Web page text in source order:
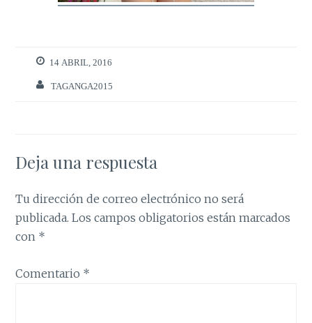
14 ABRIL, 2016
TAGANGA2015
Deja una respuesta
Tu dirección de correo electrónico no será
publicada. Los campos obligatorios están marcados
con *
Comentario *